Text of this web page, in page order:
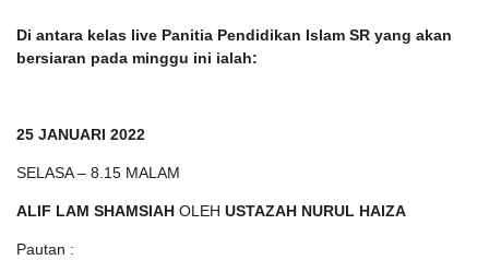
Di antara kelas live Panitia Pendidikan Islam SR yang akan
bersiaran pada minggu ini ialah:
25 JANUARI 2022
SELASA – 8.15 MALAM
ALIF LAM SHAMSIAH OLEH USTAZAH NURUL HAIZA
Pautan :